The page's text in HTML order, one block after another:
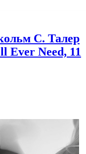
С. Талер
Ever Need, 11